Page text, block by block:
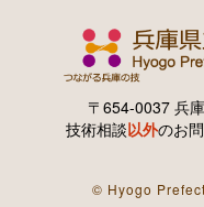
〒654-0037 兵
技術相談以外のお
© Hyogo